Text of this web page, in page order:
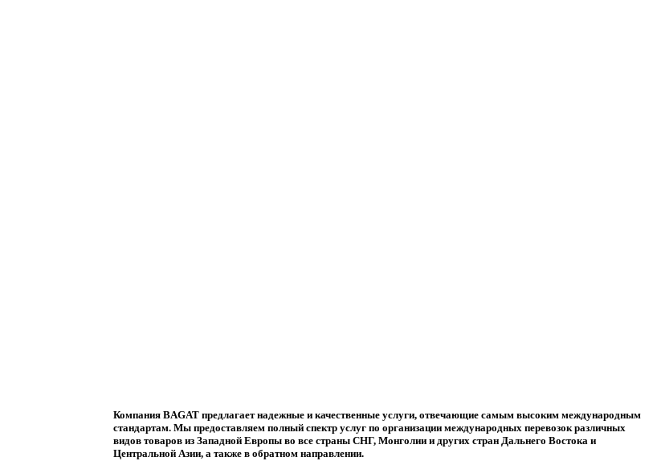
Компания BAGAT предлагает надежные и качественные услуги, отвечающие самым высоким международным
стандартам. Мы предоставляем полный спектр услуг по организации международных перевозок различных
видов товаров из Западной Европы во все страны СНГ, Монголии и других стран Дальнего Востока и
Центральной Азии, а также в обратном направлении.